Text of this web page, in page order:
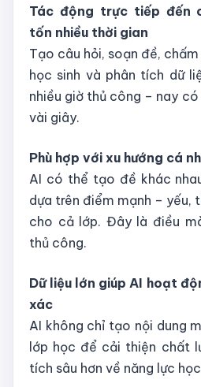
Tác động trực tiếp đến
tốn nhiều thời gian
Tạo câu hỏi, soạn đề,
học sinh và phân tích dữ
nhiều giờ thủ công – nay
vài giây.
Phù hợp với xu hướng cá
AI có thể tạo đề khác
dựa trên điểm mạnh – yếu,
cho cả lớp. Đây là điều
thủ công.
Dữ liệu lớn giúp AI hoạt
xác
AI không chỉ tạo nội dung
lớp học để cải thiện chất
tích sâu hơn về năng lực